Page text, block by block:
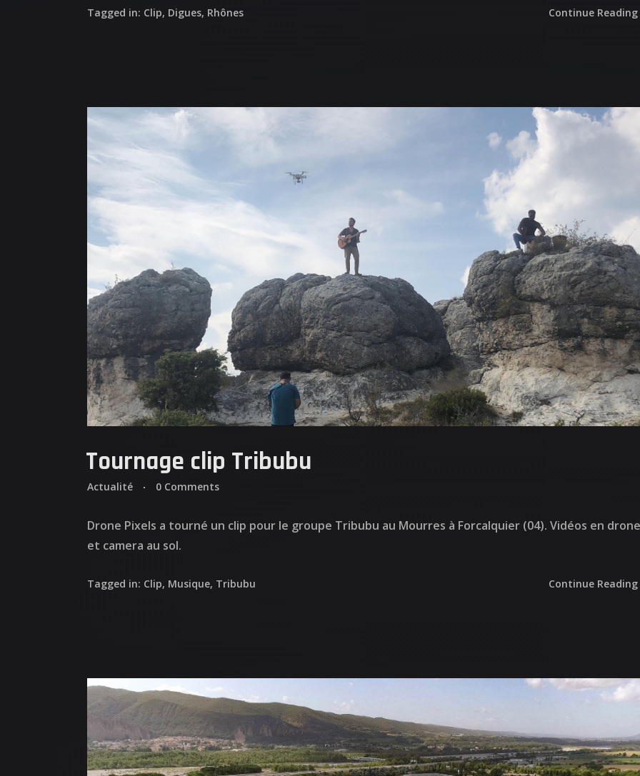
Tagged in: Clip, Digues, Rhônes Continue Reading
Tournage clip Tribubu
Actualité 0 Comments
Drone Pixels a tourné un clip pour le groupe Tribubu au Mourres à Forcalquier (04). Vidéos en drone
et camera au sol.
Tagged in: Clip, Musique, Tribubu Continue Reading